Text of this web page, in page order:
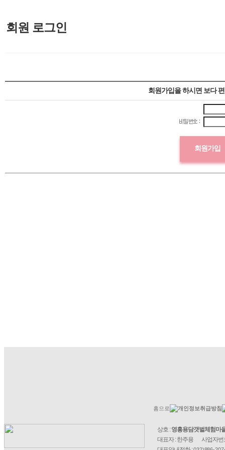
회원 로그인
회원가입을 하시면 보다
회원가입
홈으로 개인정보취급방침
상호 :영흥용담갯벌체험마
대표자 : 한주용
사업자번